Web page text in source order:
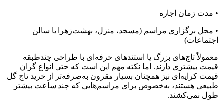
• مدت زمان اجاره
• محل برگزاری مراسم (مسجد، منزل، بهشت‌زهرا یا سالن
اجتماعات)
معمولاً تاج‌های بزرگ یا استندهای حرفه‌ای با طراحی چندطبقه
قیمت بیشتری دارند. اما نکته مهم این است که حتی انواع گران
قیمت کرایه‌ای نیز همچنان بسیار مقرون به‌صرفه‌تر از خرید تاج گل
طبیعی هستند، به‌خصوص برای مراسم‌هایی که چند ساعت بیشتر
طول نمی‌کشند.